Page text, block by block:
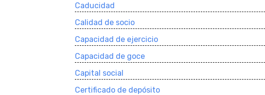
Caducidad
Calidad de socio
Capacidad de ejercicio
Capacidad de goce
Capital social
Certificado de depósito